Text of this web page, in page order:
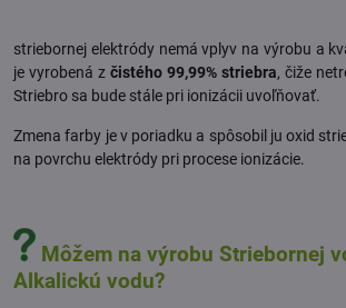
striebornej elektródy nemá vplyv na výrobu a
je vyrobená z čistého 99,99% striebra, čiže
Striebro sa bude stále pri ionizácii uvoľňovať.
Zmena farby je v poriadku a spôsobil ju oxid
na povrchu elektródy pri procese ionizácie.
Môžem na výrobu Striebornej
Alkalickú vodu?